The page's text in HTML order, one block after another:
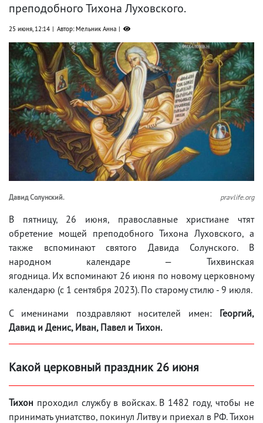
преподобного Тихона Луховского.
25 июня, 12:14 Автор: Мельник Анна
Давид Солунский. pravlife.org
В пятницу, 26 июня, православные христиане чтят
обретение мощей преподобного Тихона Луховского, а
также вспоминают святого Давида Солунского. В
народном календаре — Тихвинская
ягодница. Их вспоминают 26 июня по новому церковному
календарю (с 1 сентября 2023). По старому стилю - 9 июля.
С именинами поздравляют носителей имен: Георгий,
Давид и Денис, Иван, Павел и Тихон.
Какой церковный праздник 26 июня
Тихон проходил службу в войсках. В 1482 году, чтобы не
принимать униатство, покинул Литву и приехал в РФ. Тихон